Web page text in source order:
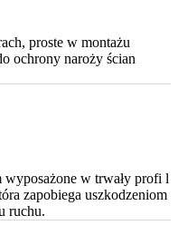
proste w montażu
ochrony naroży ścian
w trwały profi l
zapobiega uszkodzeniom
ruchu.